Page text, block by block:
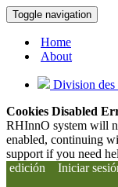
Toggle navigation
Home
About
Division des
Cookies Disabled
RHInnO system will
enabled, continuing
support if you need
edición
Iniciar